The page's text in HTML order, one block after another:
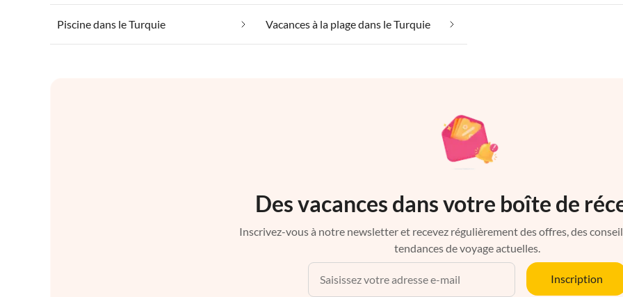
Piscine dans le Turquie Vacances à la plage dans le Turquie
Des vacances dans votre boîte de
Inscrivez-vous à notre newsletter et recevez régulièrement des offres, des
tendances de voyage actuelles.
Inscription